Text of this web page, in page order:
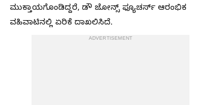
ಮುಕ್ತಾಯಗೊಂಡಿದ್ದರೆ, ಡೌ ಜೋನ್ಸ್ ಫ್ಯೂಚರ್ಸ್ ಆರಂಭಿಕ
ವಹಿವಾಟಿನಲ್ಲಿ ಏರಿಕೆ ದಾಖಲಿಸಿದೆ.
ADVERTISEMENT